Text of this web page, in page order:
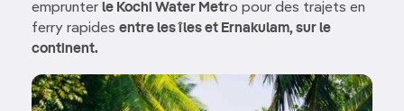
emprunter le Kochi Water Metro pour des trajets en
ferry rapides entre les îles et Ernakulam, sur le
continent.
Image